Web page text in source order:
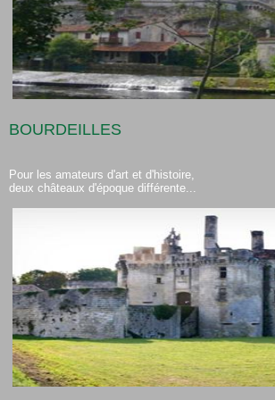
BOURDEILLES
Pour les amateurs d'art et d'histoire,
deux châteaux d'époque différente...